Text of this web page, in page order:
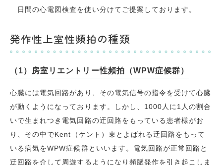
日間の心電図検査を使い分けてご提案しております。
発作性上室性頻拍の種類
（1）房室リエントリー性頻拍（WPW症候群）
心臓には電気回路があり、その電気信号の指令を受けて心臓
が動くようになっております。しかし、1000人に1人の割合
いで生まれつき電気回路の迂回路をもっている患者様がお
り、その中でKent（ケント）束とよばれる迂回路をもって
いる病気をWPW症候群といいます。電気回路が正常回路と
迂回路を介して周遊するようになり頻脈発作を引き起こしま